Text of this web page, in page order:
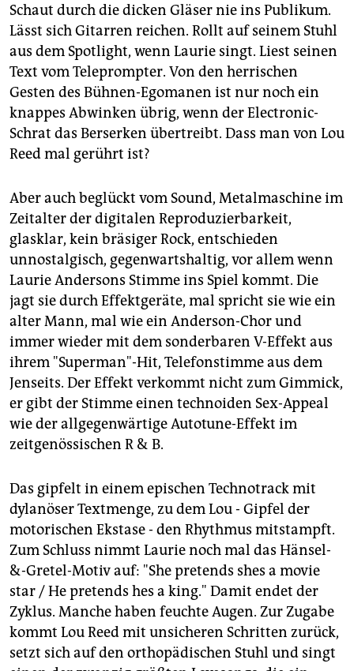
Schaut durch die dicken Gläser nie ins Publikum.
Lässt sich Gitarren reichen. Rollt auf seinem Stuhl
aus dem Spotlight, wenn Laurie singt. Liest seinen
Text vom Teleprompter. Von den herrischen
Gesten des Bühnen-Egomanen ist nur noch ein
knappes Abwinken übrig, wenn der Electronic-
Schrat das Berserken übertreibt. Dass man von Lou
Reed mal gerührt ist?
Aber auch beglückt vom Sound, Metalmaschine im
Zeitalter der digitalen Reproduzierbarkeit,
glasklar, kein bräsiger Rock, entschieden
unnostalgisch, gegenwartshaltig, vor allem wenn
Laurie Andersons Stimme ins Spiel kommt. Die
jagt sie durch Effektgeräte, mal spricht sie wie ein
alter Mann, mal wie ein Anderson-Chor und
immer wieder mit dem sonderbaren V-Effekt aus
ihrem "Superman"-Hit, Telefonstimme aus dem
Jenseits. Der Effekt verkommt nicht zum Gimmick,
er gibt der Stimme einen technoiden Sex-Appeal
wie der allgegenwärtige Autotune-Effekt im
zeitgenössischen R & B.
Das gipfelt in einem epischen Technotrack mit
dylanöser Textmenge, zu dem Lou - Gipfel der
motorischen Ekstase - den Rhythmus mitstampft.
Zum Schluss nimmt Laurie noch mal das Hänsel-
&-Gretel-Motiv auf: "She pretends shes a movie
star / He pretends hes a king." Damit endet der
Zyklus. Manche haben feuchte Augen. Zur Zugabe
kommt Lou Reed mit unsicheren Schritten zurück,
setzt sich auf den orthopädischen Stuhl und singt